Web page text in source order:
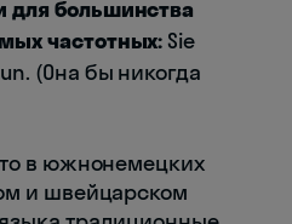
для большинства
частотных:Sie
(Она бы никогда
в южнонемецких
и швейцарском